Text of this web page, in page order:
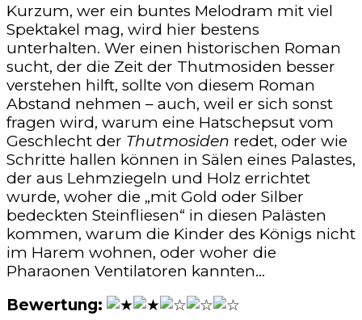
Kurzum, wer ein buntes Melodram mit viel
Spektakel mag, wird hier bestens
unterhalten. Wer einen historischen Roman
sucht, der die Zeit der Thutmosiden besser
verstehen hilft, sollte von diesem Roman
Abstand nehmen – auch, weil er sich sonst
fragen wird, warum eine Hatschepsut vom
Geschlecht der Thutmosiden redet, oder wie
Schritte hallen können in Sälen eines Palastes,
der aus Lehmziegeln und Holz errichtet
wurde, woher die „mit Gold oder Silber
bedeckten Steinfliesen“ in diesen Palästen
kommen, warum die Kinder des Königs nicht
im Harem wohnen, oder woher die
Pharaonen Ventilatoren kannten…
Bewertung: